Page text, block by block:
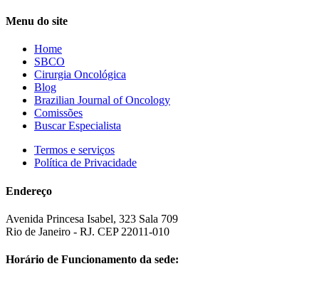
Menu do site
Home
SBCO
Cirurgia Oncológica
Blog
Brazilian Journal of Oncology
Comissões
Buscar Especialista
Termos e serviços
Política de Privacidade
Endereço
Avenida Princesa Isabel, 323 Sala 709
Rio de Janeiro - RJ. CEP 22011-010
Horário de Funcionamento da sede: